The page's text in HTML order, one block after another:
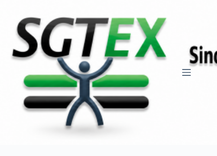
contenido